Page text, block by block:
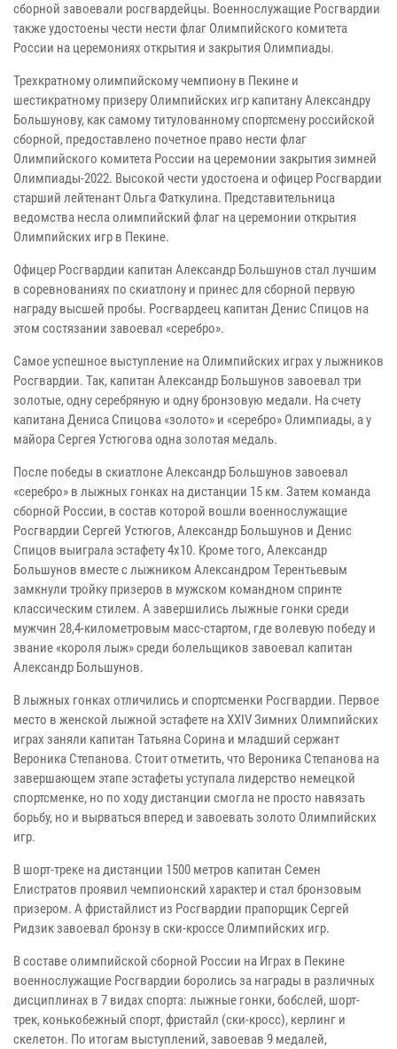
сборной завоевали росгвардейцы. Военнослужащие Росгвардии
также удостоены чести нести флаг Олимпийского комитета
России на церемониях открытия и закрытия Олимпиады.
Трехкратному олимпийскому чемпиону в Пекине и
шестикратному призеру Олимпийских игр капитану Александру
Большунову, как самому титулованному спортсмену российской
сборной, предоставлено почетное право нести флаг
Олимпийского комитета России на церемонии закрытия зимней
Олимпиады-2022. Высокой чести удостоена и офицер Росгвардии
старший лейтенант Ольга Фаткулина. Представительница
ведомства несла олимпийский флаг на церемонии открытия
Олимпийских игр в Пекине.
Офицер Росгвардии капитан Александр Большунов стал лучшим
в соревнованиях по скиатлону и принес для сборной первую
награду высшей пробы. Росгвардеец капитан Денис Спицов на
этом состязании завоевал «серебро».
Самое успешное выступление на Олимпийских играх у лыжников
Росгвардии. Так, капитан Александр Большунов завоевал три
золотые, одну серебряную и одну бронзовую медали. На счету
капитана Дениса Спицова «золото» и «серебро» Олимпиады, а у
майора Сергея Устюгова одна золотая медаль.
После победы в скиатлоне Александр Большунов завоевал
«серебро» в лыжных гонках на дистанции 15 км. Затем команда
сборной России, в состав которой вошли военнослужащие
Росгвардии Сергей Устюгов, Александр Большунов и Денис
Спицов выиграла эстафету 4х10. Кроме того, Александр
Большунов вместе с лыжником Александром Терентьевым
замкнули тройку призеров в мужском командном спринте
классическим стилем. А завершились лыжные гонки среди
мужчин 28,4-километровым масс-стартом, где волевую победу и
звание «короля лыж» среди болельщиков завоевал капитан
Александр Большунов.
В лыжных гонках отличились и спортсменки Росгвардии. Первое
место в женской лыжной эстафете на XXIV Зимних Олимпийских
играх заняли капитан Татьяна Сорина и младший сержант
Вероника Степанова. Стоит отметить, что Вероника Степанова на
завершающем этапе эстафеты уступала лидерство немецкой
спортсменке, но по ходу дистанции смогла не просто навязать
борьбу, но и вырваться вперед и завоевать золото Олимпийских
игр.
В шорт-треке на дистанции 1500 метров капитан Семен
Елистратов проявил чемпионский характер и стал бронзовым
призером. А фристайлист из Росгвардии прапорщик Сергей
Ридзик завоевал бронзу в ски-кроссе Олимпийских игр.
В составе олимпийской сборной России на Играх в Пекине
военнослужащие Росгвардии боролись за награды в различных
дисциплинах в 7 видах спорта: лыжные гонки, бобслей, шорт-
трек, конькобежный спорт, фристайл (ски-кросс), керлинг и
скелетон. По итогам выступлений, завоевав 9 медалей,